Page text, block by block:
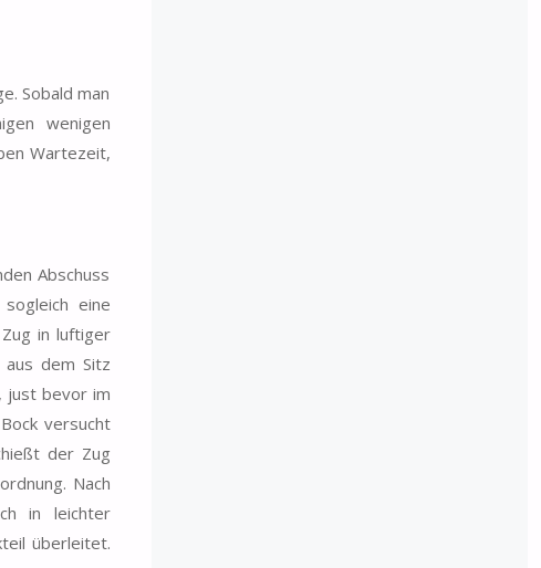
Sobald man
wenigen
Wartezeit,
Abschuss
eine
in luftiger
aus dem Sitz
just bevor im
versucht
der Zug
Nach
in leichter
überleitet.